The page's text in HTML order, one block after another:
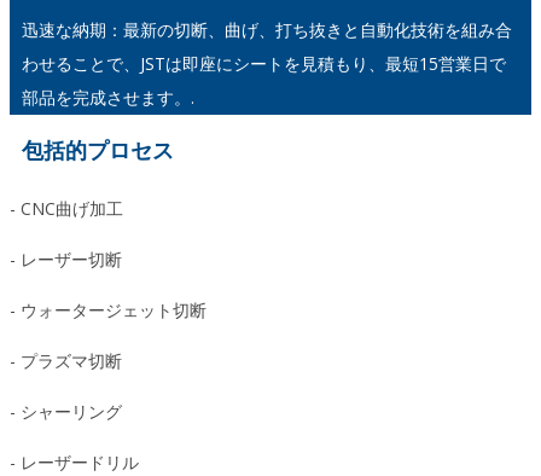
迅速な納期：最新の切断、曲げ、打ち抜きと自動化技術を組み合
わせることで、JSTは即座にシートを見積もり、最短15営業日で
部品を完成させます。.
包括的プロセス
- CNC曲げ加工
- レーザー切断
- ウォータージェット切断
- プラズマ切断
- シャーリング
- レーザードリル